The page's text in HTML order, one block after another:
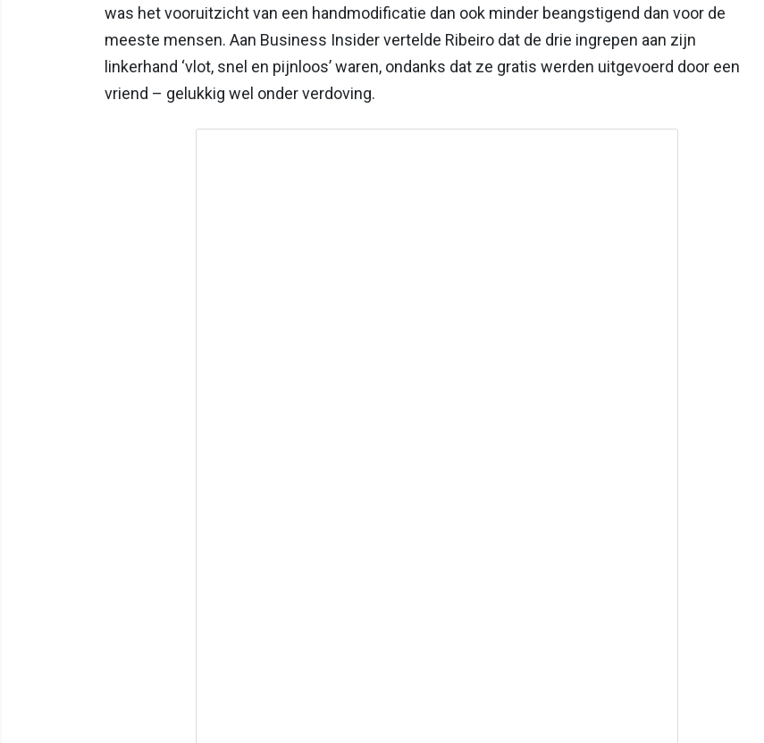
was het vooruitzicht van een handmodificatie dan ook minder beangstigend dan voor de
meeste mensen. Aan Business Insider vertelde Ribeiro dat de drie ingrepen aan zijn
linkerhand ‘vlot, snel en pijnloos’ waren, ondanks dat ze gratis werden uitgevoerd door een
vriend – gelukkig wel onder verdoving.